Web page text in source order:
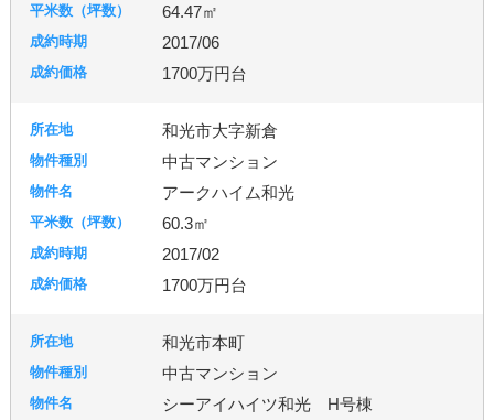
64.47㎡
2017/06
1700万円台
和光市大字新倉
中古マンション
アークハイム和光
60.3㎡
2017/02
1700万円台
和光市本町
中古マンション
シーアイハイツ和光 H号棟